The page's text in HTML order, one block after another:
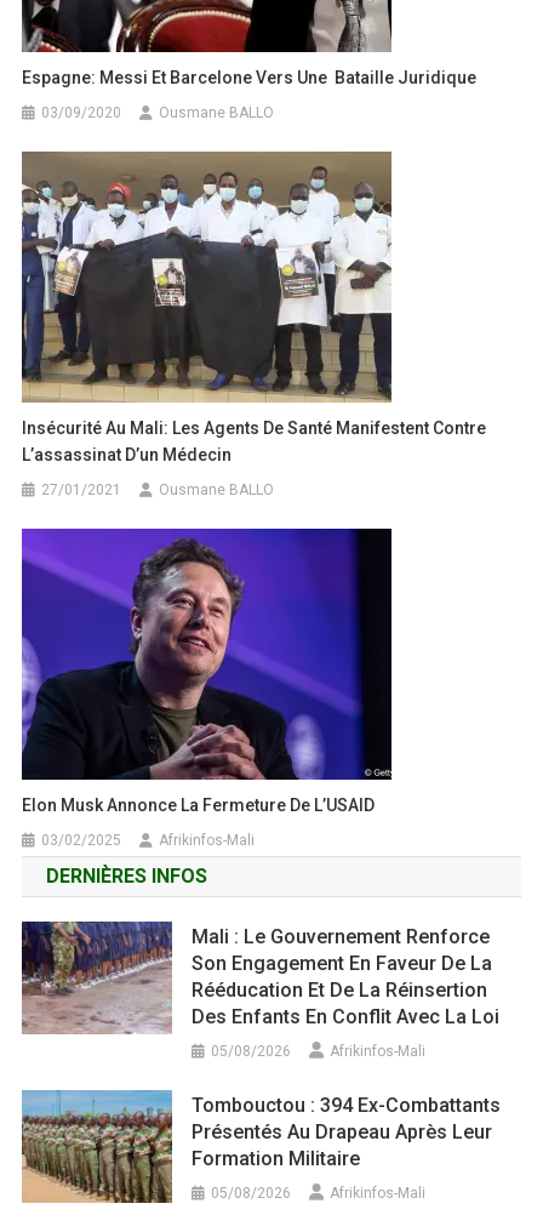
Espagne: Messi Et Barcelone Vers Une Bataille Juridique
03/09/2020 Ousmane BALLO
Insécurité Au Mali: Les Agents De Santé Manifestent Contre
L’assassinat D’un Médecin
27/01/2021 Ousmane BALLO
Elon Musk Annonce La Fermeture De L’USAID
03/02/2025 Afrikinfos-Mali
DERNIÈRES INFOS
Mali : Le Gouvernement Renforce
Son Engagement En Faveur De La
Rééducation Et De La Réinsertion
Des Enfants En Conflit Avec La Loi
05/08/2026 Afrikinfos-Mali
Tombouctou : 394 Ex-Combattants
Présentés Au Drapeau Après Leur
Formation Militaire
05/08/2026 Afrikinfos-Mali